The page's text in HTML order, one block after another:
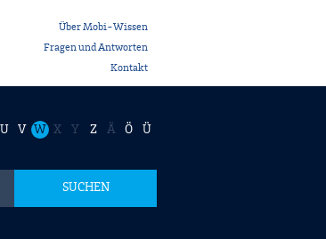
Über Mobi-Wissen
Fragen und Antworten
Kontakt
U V W X Y Z Ä Ö Ü
SUCHEN